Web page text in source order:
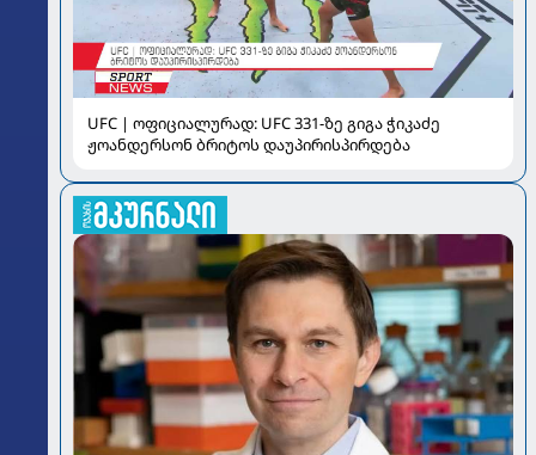
UFC | ოფიციალურად: UFC 331-ზე გიგა ჭიკაძე
ჟოანდერსონ ბრიტოს დაუპირისპირდება